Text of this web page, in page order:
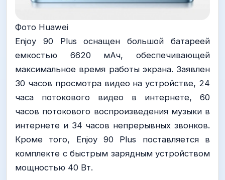
Фото Huawei
Enjoy 90 Plus оснащен большой батареей
емкостью 6620 мАч, обеспечивающей
максимальное время работы экрана. Заявлен
30 часов просмотра видео на устройстве, 24
часа потокового видео в интернете, 60
часов потокового воспроизведения музыки в
интернете и 34 часов непрерывных звонков.
Кроме того, Enjoy 90 Plus поставляется в
комплекте с быстрым зарядным устройством
мощностью 40 Вт.